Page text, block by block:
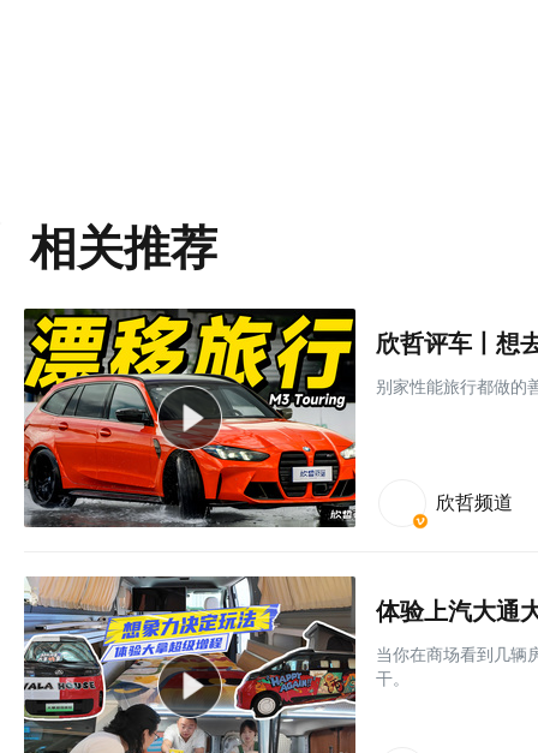
相关推荐
欣哲评车丨想
别家性能旅行都做的
欣哲频道
体验上汽大通
当你在商场看到几辆
干。